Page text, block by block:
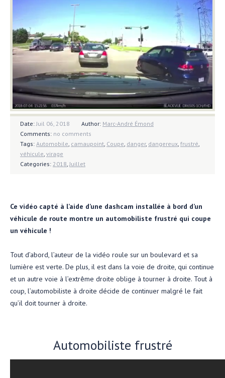
Date: Juil 06, 2018 Author: Marc-André Émond
Comments: no comments
Tags: Automobile camaupoint Coupe danger, dangereux frustré
véhicule virage
Categories: 2018 Juillet
Ce vidéo capté à l’aide d’une dashcam installée à bord d’un
véhicule de route montre un automobiliste frustré qui coupe
un véhicule !
Tout d’abord, l’auteur de la vidéo roule sur un boulevard et sa
lumière est verte. De plus, il est dans la voie de droite, qui continue
et un autre voie à l’extrême droite oblige à tourner à droite. Tout à
coup, l’automobiliste à droite décide de continuer malgré le fait
qu’il doit tourner à droite.
Automobiliste frustré